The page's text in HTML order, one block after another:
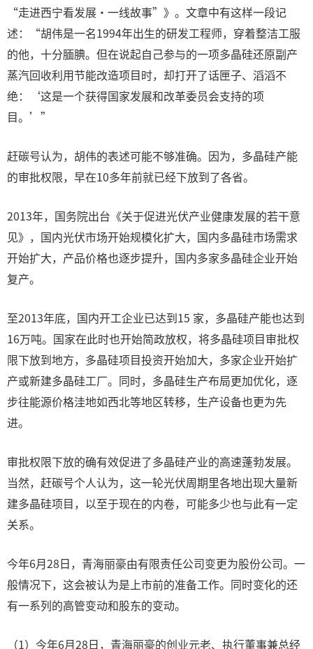
“走进西宁看发展·一线故事”》。文章中有这样一段记
述：“胡伟是一名1994年出生的研发工程师，穿着整洁工服
的他，十分腼腆。但在说起自己参与的一项多晶硅还原副产
蒸汽回收利用节能改造项目时，却打开了话匣子、滔滔不
绝：‘这是一个获得国家发展和改革委员会支持的项
目。’”
赶碳号认为，胡伟的表述可能不够准确。因为，多晶硅产能
的审批权限，早在10多年前就已经下放到了各省。
2013年，国务院出台《关于促进光伏产业健康发展的若干意
见》，国内光伏市场开始规模化扩大，国内多晶硅市场需求
开始扩大，产品价格也逐步提升，国内多家多晶硅企业开始
复产。
至2013年底，国内开工企业已达到15 家，多晶硅产能也达到
16万吨。国家在此时也开始简政放权，将多晶硅项目审批权
限下放到地方，多晶硅项目投资开始加大，多家企业开始扩
产或新建多晶硅工厂。同时，多晶硅生产布局更加优化，逐
步往能源价格洼地如西北等地区转移，生产设备也更为先
进。
审批权限下放的确有效促进了多晶硅产业的高速蓬勃发展。
当然，赶碳号个人认为，这一轮光伏周期里各地出现大量新
建多晶硅项目，以至于现在的内卷，可能多少也与此有一定
关系。
今年6月28日，青海丽豪由有限责任公司变更为股份公司。一
般情况下，这会被认为是上市前的准备工作。同时变化的还
有一系列的高管变动和股东的变动。
（1）今年6月28日，青海丽豪的创业元老、执行董事兼总经